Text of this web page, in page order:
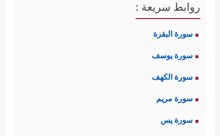
روابط سريعة :
سورة البقرة
سورة يوسف
سورة الكهف
سورة مريم
سورة يس